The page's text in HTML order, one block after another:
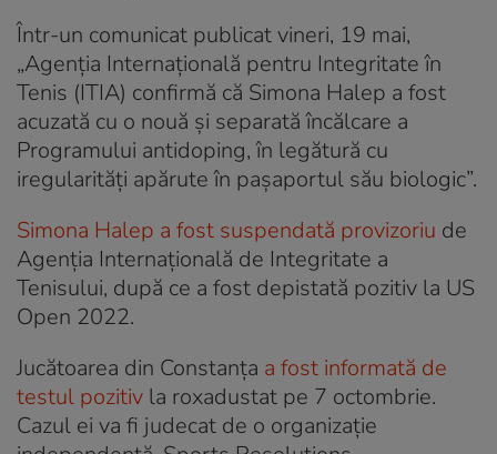
Într-un comunicat publicat vineri, 19 mai,
„Agenția Internațională pentru Integritate în
Tenis (ITIA) confirmă că Simona Halep a fost
acuzată cu o nouă și separată încălcare a
Programului antidoping, în legătură cu
iregularități apărute în pașaportul său biologic”.
Simona Halep a fost suspendată provizoriu de
Agenția Internațională de Integritate a
Tenisului, după ce a fost depistată pozitiv la US
Open 2022.
Jucătoarea din Constanța a fost informată de
testul pozitiv la roxadustat pe 7 octombrie.
Cazul ei va fi judecat de o organizație